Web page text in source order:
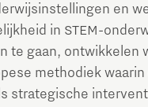
en
in STEM-
te gaan, ontwikkelen
methodiek
strategische